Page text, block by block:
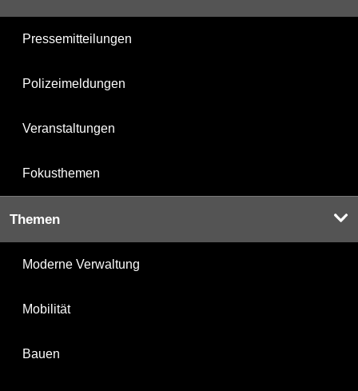
Pressemitteilungen
Polizeimeldungen
Veranstaltungen
Fokusthemen
Themen
Moderne Verwaltung
Mobilität
Bauen